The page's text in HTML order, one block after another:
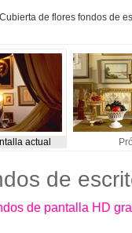
Cubierta de flores fondos de
actual
de
de pantalla HD